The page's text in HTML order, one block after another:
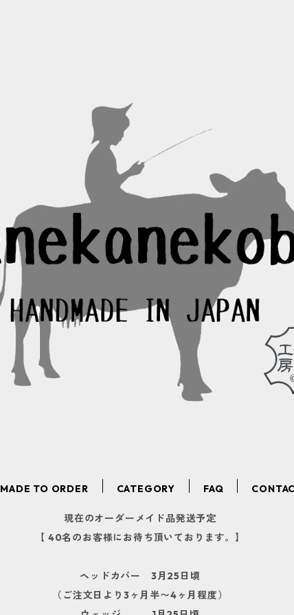
MADE TO ORDER CATEGORY FAQ
現在のオーダーメイド品発送予定
【 40名のお客様にお待ち頂いております。】
ヘッドカバー 3月25日頃
（ご注文日より3ヶ月半〜4ヶ月程度）